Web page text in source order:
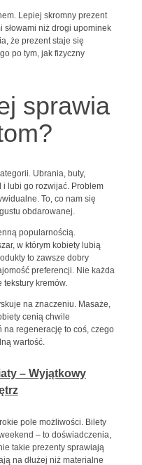
Lepiej skromny prezent
słowami niż drogi upominek
że prezent staje się
po tym, jak fizyczny
sprawia
Ubrania, buty,
i lubi go rozwijać. Problem
To, co nam się
obdarowanej.
popularnością.
w którym kobiety lubią
to zawsze dobry
preferencji. Nie każda
tekstury kremów.
na znaczeniu. Masaże,
cenią chwile
na regenerację to coś, czego
wartość.
– Wyjątkowy
pole możliwości. Bilety
– to doświadczenia,
takie prezenty sprawiają
na dłużej niż materialne